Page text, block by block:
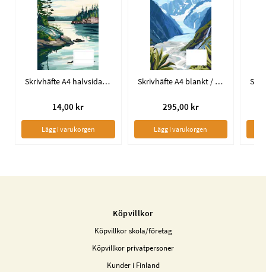
Skrivhäfte A4 halvsida 14,5 mm
14,00 kr
Lägg i varukorgen
Skrivhäfte A4 blankt / 25-pack
295,00 kr
Lägg i varukorgen
Köpvillkor
Köpvillkor skola/företag
Köpvillkor privatpersoner
Kunder i Finland